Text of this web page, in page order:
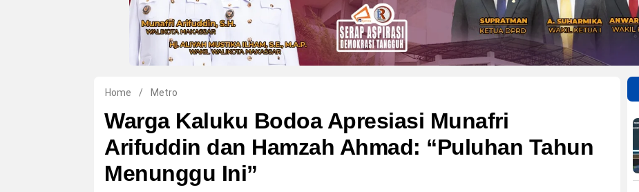
Home / Metro
Warga Kaluku Bodoa Apresiasi Munafri
Arifuddin dan Hamzah Ahmad: “Puluhan Tahun
Menunggu Ini”